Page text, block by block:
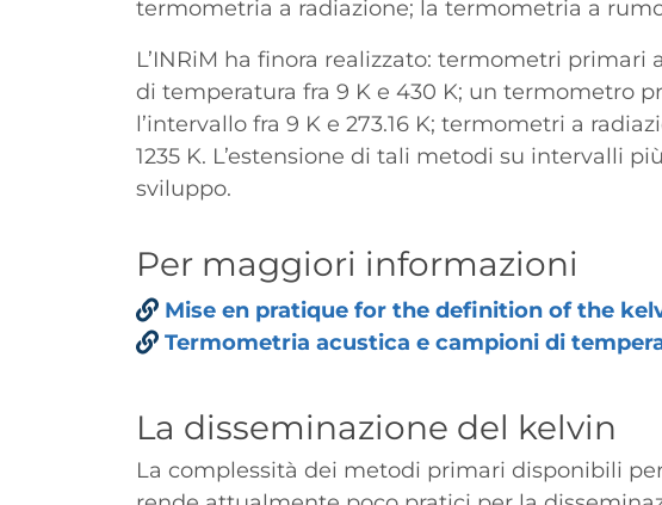
termometria a radiazione; la termometria a
L’INRiM ha finora realizzato: termometri
di temperatura fra 9 K e 430 K; un termometro
l’intervallo fra 9 K e 273.16 K; termometri a
1235 K. L’estensione di tali metodi su intervalli
sviluppo.
Paragrafo
Titolo
Per maggiori informazioni
LinksMise en pratique for the definition of the
Termometria acustica e campioni di
Titolo
La disseminazione del kelvin
La complessità dei metodi primari disponibili